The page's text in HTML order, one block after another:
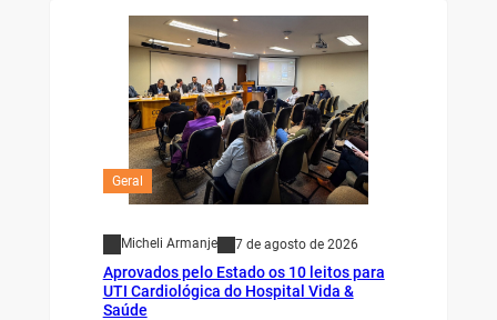
Geral
Micheli Armanje 7 de agosto de 2026
Aprovados pelo Estado os 10 leitos para
UTI Cardiológica do Hospital Vida &
Saúde